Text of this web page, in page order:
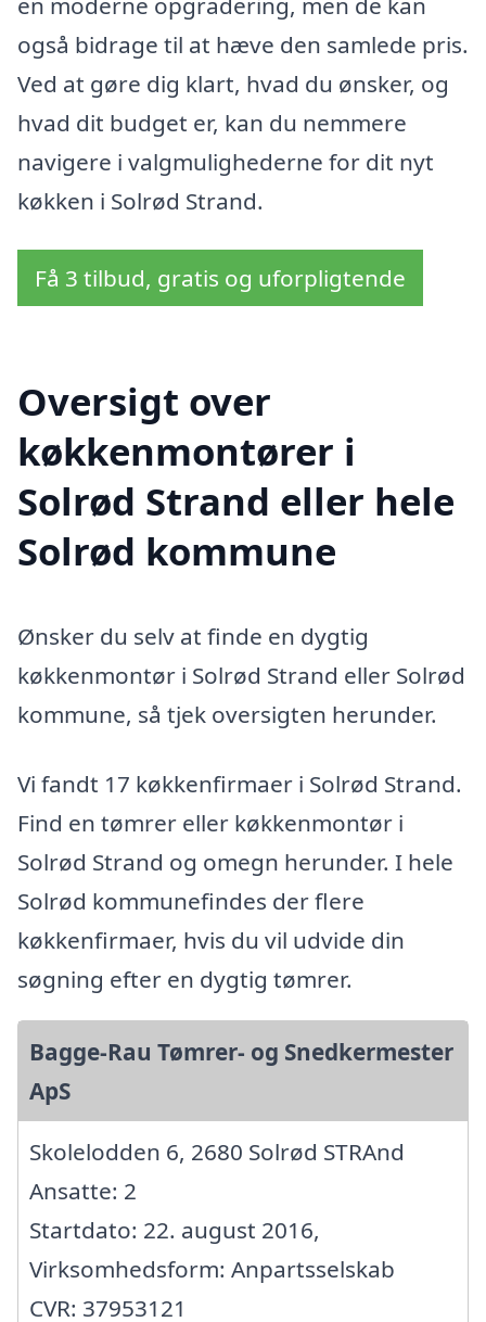
også bidrage til at hæve den samlede pris.
Ved at gøre dig klart, hvad du ønsker, og
hvad dit budget er, kan du nemmere
navigere i valgmulighederne for dit nyt
køkken i Solrød Strand.
Få 3 tilbud, gratis og uforpligtende
Oversigt over
køkkenmontører i
Solrød Strand eller hele
Solrød kommune
Ønsker du selv at finde en dygtig
køkkenmontør i Solrød Strand eller Solrød
kommune, så tjek oversigten herunder.
Vi fandt 17 køkkenfirmaer i Solrød Strand.
Find en tømrer eller køkkenmontør i
Solrød Strand og omegn herunder. I hele
Solrød kommunefindes der flere
køkkenfirmaer, hvis du vil udvide din
søgning efter en dygtig tømrer.
Bagge-Rau Tømrer- og Snedkermester
ApS
Skolelodden 6, 2680 Solrød STRAnd
Ansatte: 2
Startdato: 22. august 2016,
Virksomhedsform: Anpartsselskab
CVR: 37953121